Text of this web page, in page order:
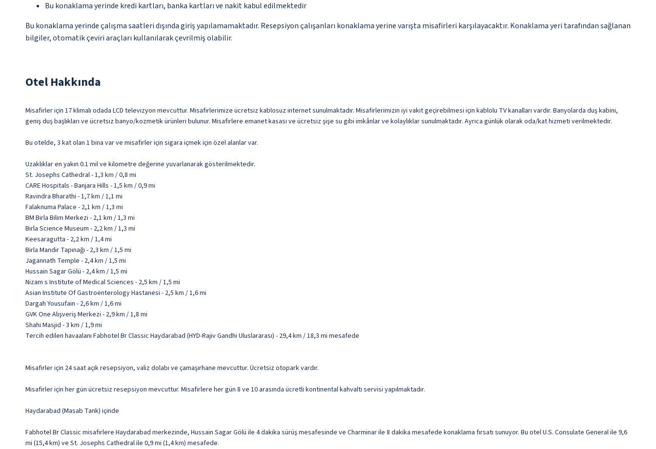
Bu konaklama yerinde kredi kartları, banka kartları ve nakit kabul edilmektedir
Bu konaklama yerinde çalışma saatleri dışında giriş yapılamamaktadır. Resepsiyon çalışanları konaklama yerine varışta misafirleri karşılayacaktır. Konaklama yeri tarafından sağlanan
bilgiler, otomatik çeviri araçları kullanılarak çevrilmiş olabilir.
Otel Hakkında
Misafirler için 17 klimalı odada LCD televizyon mevcuttur. Misafirlerimize ücretsiz kablosuz internet sunulmaktadır. Misafirlerimizin iyi vakit geçirebilmesi için kablolu TV kanalları vardır. Banyolarda duş kabini,
geniş duş başlıkları ve ücretsiz banyo/kozmetik ürünleri bulunur. Misafirlere emanet kasası ve ücretsiz şişe su gibi imkânlar ve kolaylıklar sunulmaktadır. Ayrıca günlük olarak oda/kat hizmeti verilmektedir.
Bu otelde, 3 kat olan 1 bina var ve misafirler için sigara içmek için özel alanlar var.
Uzaklıklar en yakın 0.1 mil ve kilometre değerine yuvarlanarak gösterilmektedir.
St. Josephs Cathedral - 1,3 km / 0,8 mi
CARE Hospitals - Banjara Hills - 1,5 km / 0,9 mi
Ravindra Bharathi - 1,7 km / 1,1 mi
Falaknuma Palace - 2,1 km / 1,3 mi
BM Birla Bilim Merkezi - 2,1 km / 1,3 mi
Birla Science Museum - 2,2 km / 1,3 mi
Keesaragutta - 2,2 km / 1,4 mi
Birla Mandir Tapınağı - 2,3 km / 1,5 mi
Jagannath Temple - 2,4 km / 1,5 mi
Hussain Sagar Gölü - 2,4 km / 1,5 mi
Nizam s Institute of Medical Sciences - 2,5 km / 1,5 mi
Asian Institute Of Gastroenterology Hastanesi - 2,5 km / 1,6 mi
Dargah Yousufain - 2,6 km / 1,6 mi
GVK One Alışveriş Merkezi - 2,9 km / 1,8 mi
Shahi Masjid - 3 km / 1,9 mi
Tercih edilen havaalanı Fabhotel Br Classic Haydarabad (HYD-Rajiv Gandhi Uluslararası) - 29,4 km / 18,3 mi mesafede
Misafirler için 24 saat açık resepsiyon, valiz dolabı ve çamaşırhane mevcuttur. Ücretsiz otopark vardır.
Misafirler için her gün ücretsiz resepsiyon mevcuttur. Misafirlere her gün 8 ve 10 arasında ücretli kontinental kahvaltı servisi yapılmaktadır.
Haydarabad (Masab Tank) içinde
Fabhotel Br Classic misafirlere Haydarabad merkezinde, Hussain Sagar Gölü ile 4 dakika sürüş mesafesinde ve Charminar ile 8 dakika mesafede konaklama fırsatı sunuyor. Bu otel U.S. Consulate General ile 9,6
mi (15,4 km) ve St. Josephs Cathedral ile 0,9 mi (1,4 km) mesafede.